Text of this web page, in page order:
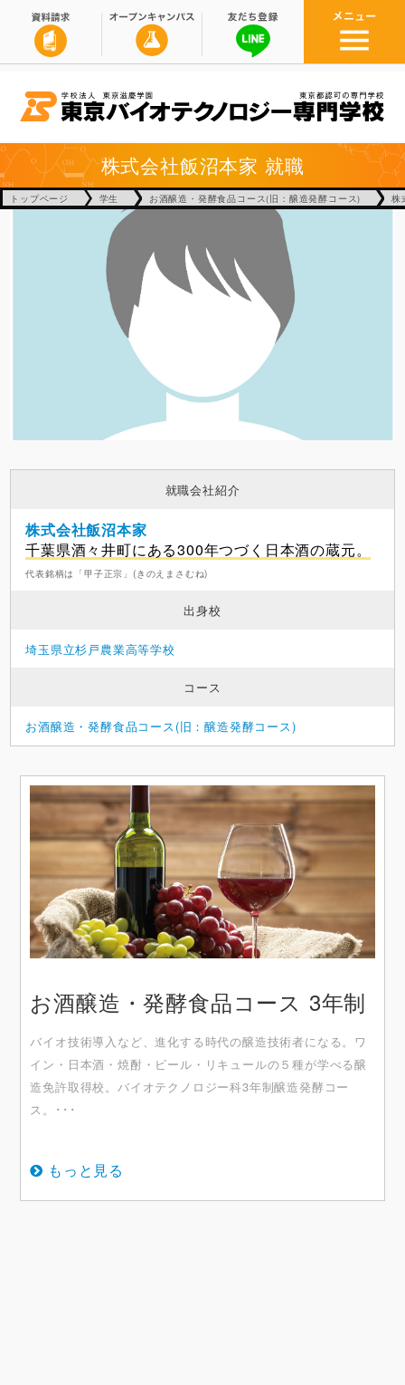
株式会社飯沼本家 就職
トップページ 学生 お酒醸造・発酵食品コース(旧：醸造発酵コース) 株
就職会社紹介
株式会社飯沼本家
千葉県酒々井町にある300年つづく日本酒の蔵元。
代表銘柄は「甲子正宗」(きのえまさむね)
出身校
埼玉県立杉戸農業高等学校
コース
お酒醸造・発酵食品コース(旧：醸造発酵コース)
お酒醸造・発酵食品コース 3年制
バイオ技術導入など、進化する時代の醸造技術者になる。ワ
イン・日本酒・焼酎・ビール・リキュールの５種が学べる醸
造免許取得校。バイオテクノロジー科3年制醸造発酵コー
ス。･･･
もっと見る